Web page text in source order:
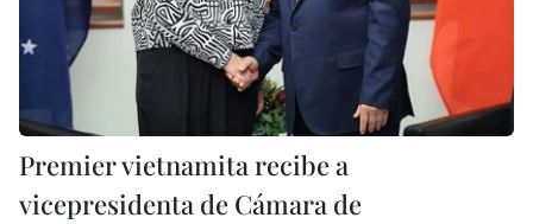
Premier vietnamita recibe a
vicepresidenta de Cámara de